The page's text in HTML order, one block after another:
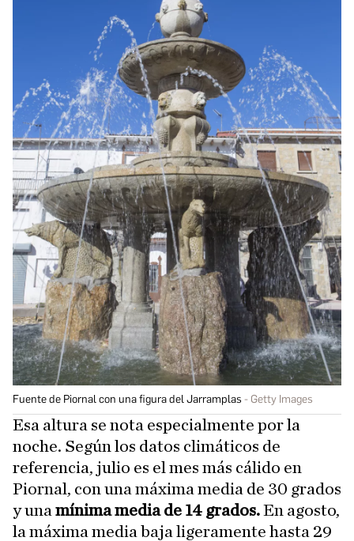
Fuente de Piornal con una figura del Jarramplas Getty Images
Esa altura se nota especialmente por la
noche. Según los datos climáticos de
referencia, julio es el mes más cálido en
Piornal, con una máxima media de 30 grados
y una mínima media de 14 grados.En agosto,
la máxima media baja ligeramente hasta 29